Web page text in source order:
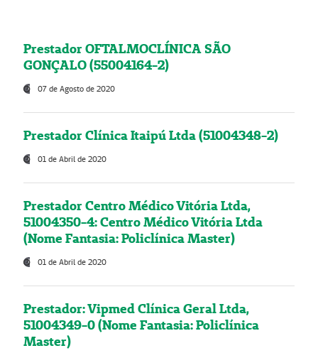
Prestador OFTALMOCLÍNICA SÃO
GONÇALO (55004164-2)
07 de Agosto de 2020
Prestador Clínica Itaipú Ltda (51004348-2)
01 de Abril de 2020
Prestador Centro Médico Vitória Ltda,
51004350-4: Centro Médico Vitória Ltda
(Nome Fantasia: Policlínica Master)
01 de Abril de 2020
Prestador: Vipmed Clínica Geral Ltda,
51004349-0 (Nome Fantasia: Policlínica
Master)